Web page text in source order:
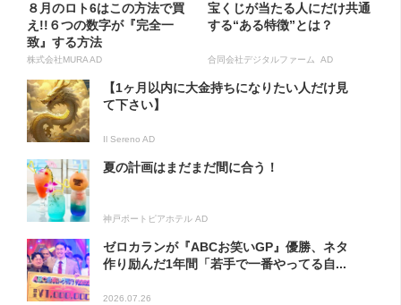
８月のロト6はこの方法で買
え!!６つの数字が『完全一
致』する方法
株式会社MURA AD
宝くじが当たる人にだけ共通
する“ある特徴”とは？
合同会社デジタルファーム AD
【1ヶ月以内に大金持ちになりたい人だけ見
て下さい】
Il Sereno AD
夏の計画はまだまだ間に合う！
神戸ポートピアホテル AD
ゼロカランが『ABCお笑いGP』優勝、ネタ
作り励んだ1年間「若手で一番やってる自...
2026.07.26